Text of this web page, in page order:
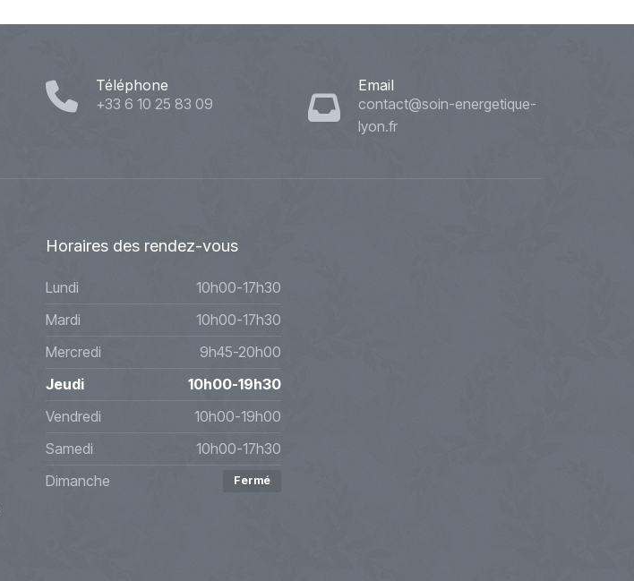
Téléphone
+33 6 10 25 83 09
Email
contact@soin-energetique-
lyon.fr
Horaires des rendez-vous
Lundi
10h00-17h30
Mardi
10h00-17h30
Mercredi
9h45-20h00
Jeudi
10h00-19h30
Vendredi
10h00-19h00
Samedi
10h00-17h30
Dimanche
Fermé